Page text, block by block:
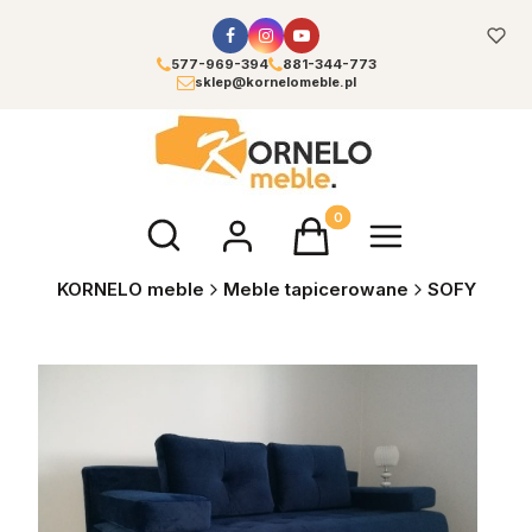
577-969-394
881-344-773
sklep@kornelomeble.pl
Otwórz wyszukiwarkęProdukty w koszyku: 0.
KORNELO meble Meble tapicerowane SOFY